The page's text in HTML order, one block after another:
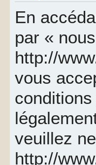
En
par «
http://
vous
conditions
veuillez
http://